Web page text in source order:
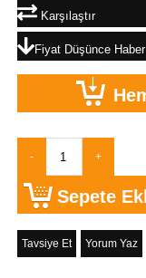
Karşılaştır
Fiyat Düşünce
Tavsiye Et Yorum Yaz